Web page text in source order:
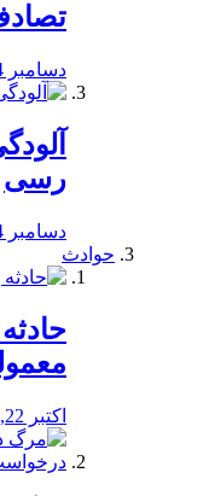
دسامبر 24, 2019
رسی
دسامبر 24, 2019
حوادث
اکتبر 22, 2019